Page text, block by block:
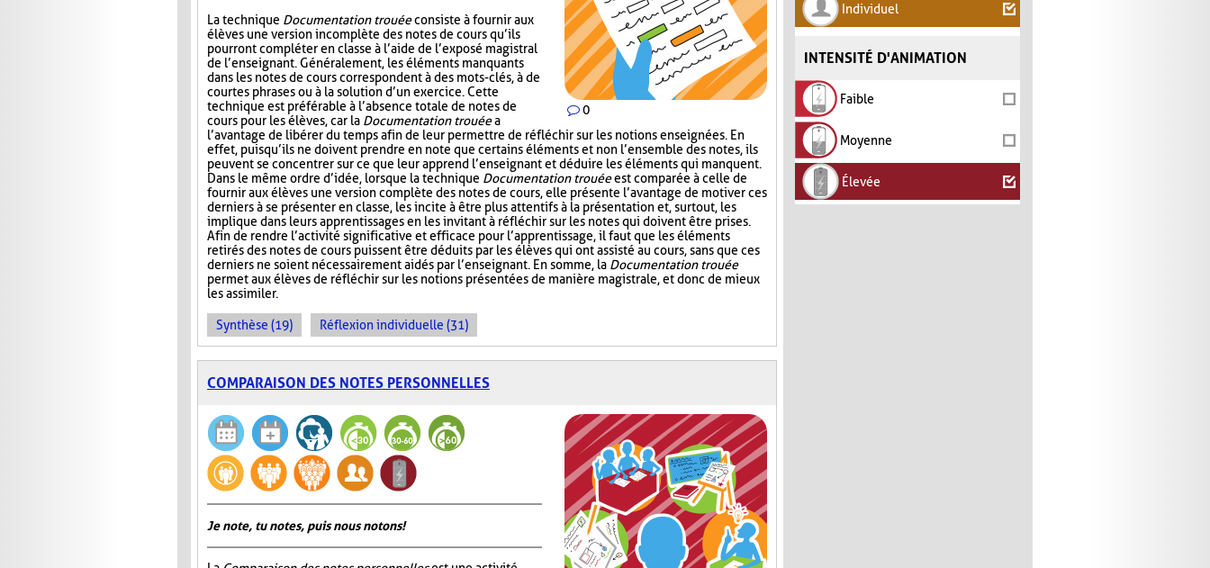
Individuel
INTENSITÉ D'ANIMATION
Faible
Moyenne
Élevée
0
La technique Documentation trouéeconsiste à fournir aux
élèves une version incomplète des notes de cours qu’ils
pourront compléter en classe à l’aide de l’exposé magistral
de l’enseignant. Généralement, les éléments manquants
dans les notes de cours correspondent à des mots-clés, à de
courtes phrases ou à la solution d’un exercice. Cette
technique est préférable à l’absence totale de notes de
cours pour les élèves, car la Documentation trouéea
l’avantage de libérer du temps afin de leur permettre de réfléchir sur les notions enseignées. En
effet, puisqu’ils ne doivent prendre en note que certains éléments et non l’ensemble des notes, ils
peuvent se concentrer sur ce que leur apprend l’enseignant et déduire les éléments qui manquent.
Dans le même ordre d’idée, lorsque la technique Documentation trouéeest comparée à celle de
fournir aux élèves une version complète des notes de cours, elle présente l’avantage de motiver ces
derniers à se présenter en classe, les incite à être plus attentifs à la présentation et, surtout, les
implique dans leurs apprentissages en les invitant à réfléchir sur les notes qui doivent être prises.
Afin de rendre l’activité significative et efficace pour l’apprentissage, il faut que les éléments
retirés des notes de cours puissent être déduits par les élèves qui ont assisté au cours, sans que ces
derniers ne soient nécessairement aidés par l’enseignant. En somme, la Documentation trouée
permet aux élèves de réfléchir sur les notions présentées de manière magistrale, et donc de mieux
les assimiler.
Synthèse (19) Réflexion individuelle (31)
COMPARAISON DES NOTES PERSONNELLES
Je note, tu notes, puis nous notons!